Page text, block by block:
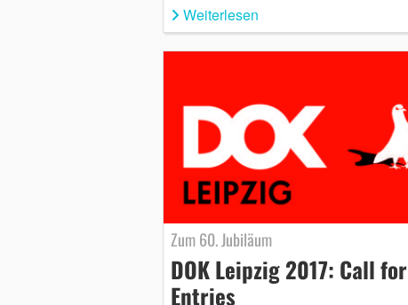
Weiterlesen
Zum 60. Jubiläum
DOK Leipzig 2017: Call for
Entries